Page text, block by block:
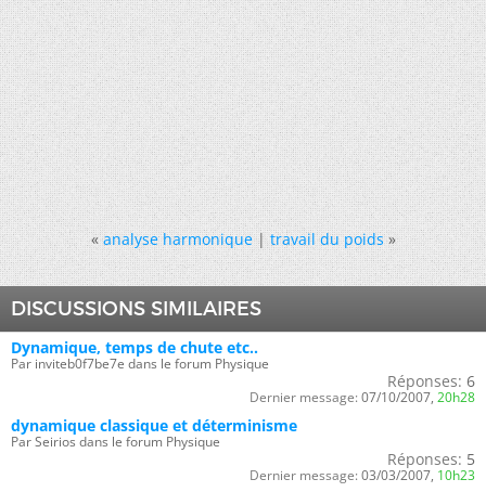
« analyse harmonique|travail du poids »
DISCUSSIONS SIMILAIRES
Dynamique, temps de chute etc..
Par inviteb0f7be7e dans le forum Physique
Réponses: 6
Dernier message: 07/10/2007, 20h28
dynamique classique et déterminisme
Par Seirios dans le forum Physique
Réponses: 5
Dernier message: 03/03/2007, 10h23